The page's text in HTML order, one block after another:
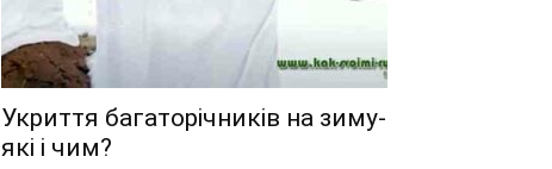
Укриття багаторічників на зиму-
які і чим?